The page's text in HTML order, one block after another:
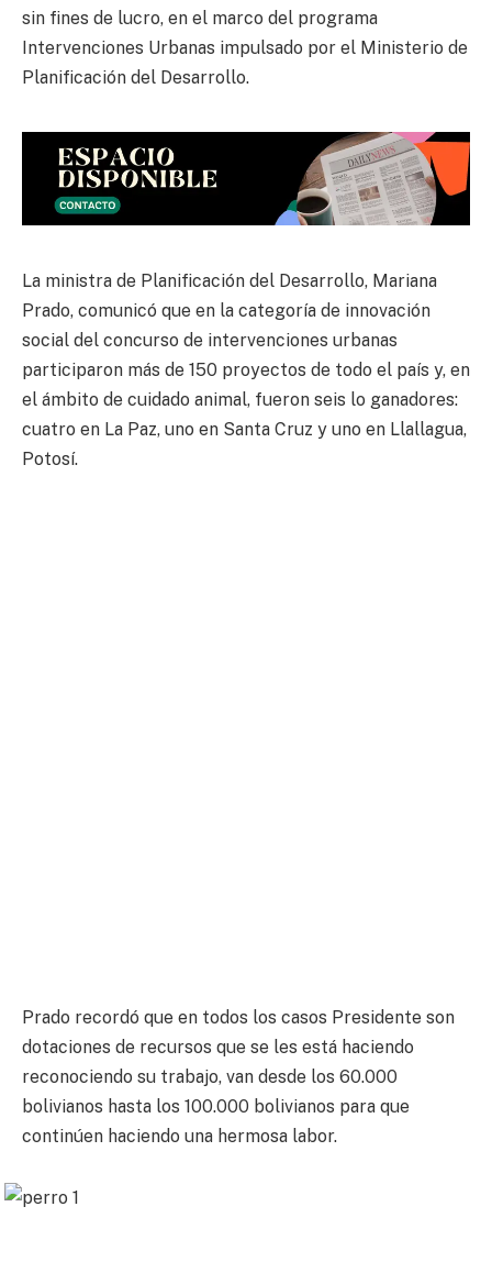
sin fines de lucro, en el marco del programa
Intervenciones Urbanas impulsado por el Ministerio de
Planificación del Desarrollo.
La ministra de Planificación del Desarrollo, Mariana
Prado, comunicó que en la categoría de innovación
social del concurso de intervenciones urbanas
participaron más de 150 proyectos de todo el país y, en
el ámbito de cuidado animal, fueron seis lo ganadores:
cuatro en La Paz, uno en Santa Cruz y uno en Llallagua,
Potosí.
Prado recordó que en todos los casos Presidente son
dotaciones de recursos que se les está haciendo
reconociendo su trabajo, van desde los 60.000
bolivianos hasta los 100.000 bolivianos para que
continúen haciendo una hermosa labor.